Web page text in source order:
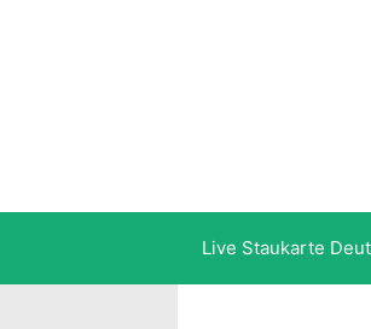
Live Staukarte